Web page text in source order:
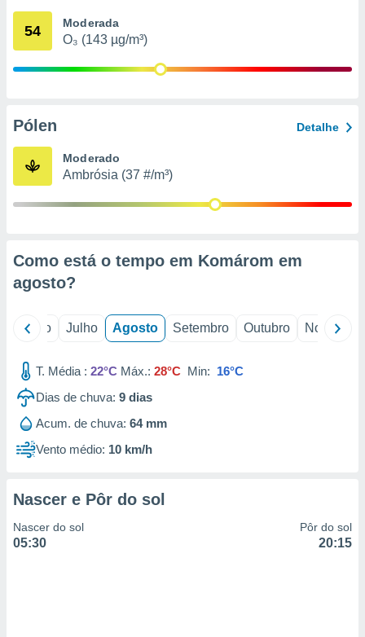
através
estudos
1199
54 Moderada
O₃ (143 µg/m³)
Pólen Detalhe
Moderado
Ambrósia (37 #/m³)
Como está o tempo em Komárom em
agosto?
Junho Julho Agosto Setembro Outubro Novembro
T. Média : 22°C Máx.: 28°C Min: 16°C
Dias de chuva: 9 dias
Acum. de chuva: 64 mm
Vento médio: 10 km/h
Nascer e Pôr do sol
Nascer do sol
05:30
Pôr do sol
20:15